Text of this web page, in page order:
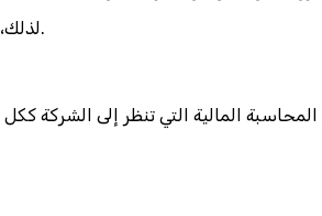
لذلك، يستخدم كلا فرعي المحاسبة التحليلات لجمع البيانات وتطوير الرؤى والاستراتيجيات.
المالية التي تنظر إلى الشركة